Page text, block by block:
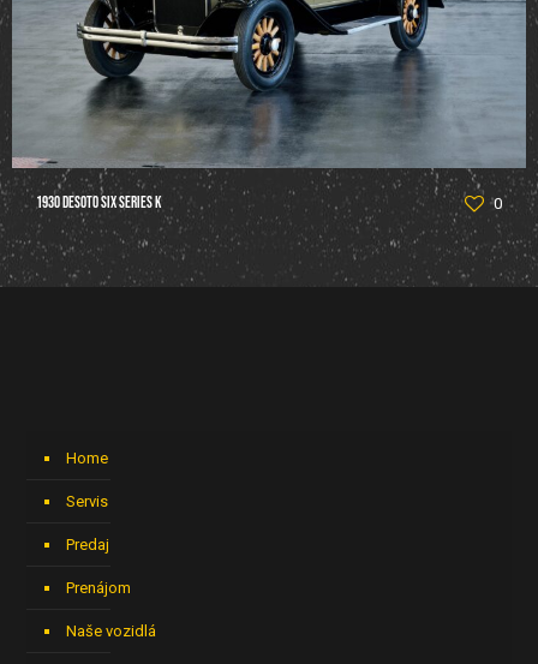
1930 DeSoto Six Series K 0
Home
Servis
Predaj
Prenájom
Naše vozidlá